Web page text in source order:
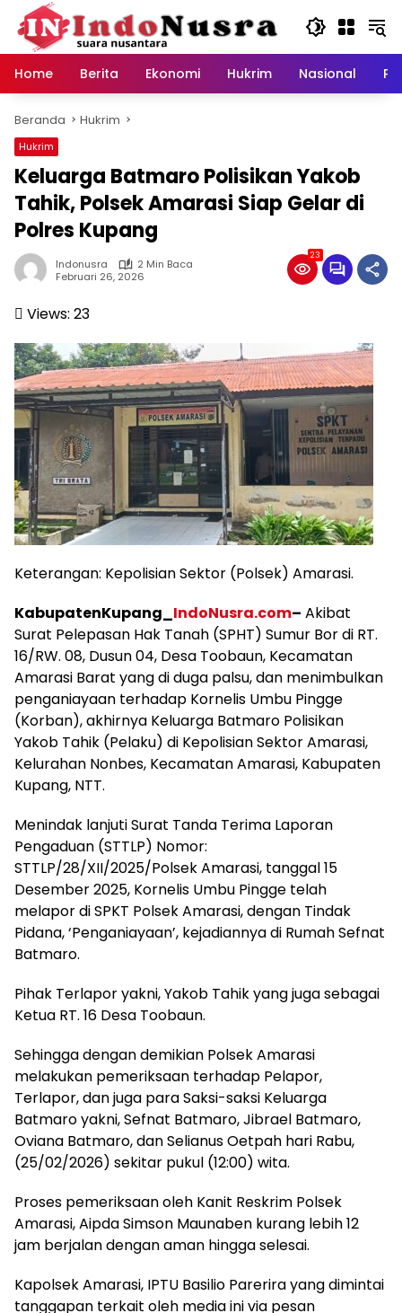
Langsung
konten
Home
Berita Ekonomi Hukrim Nasional
Beranda Hukrim
Hukrim
Keluarga Batmaro Polisikan Yakob
Tahik, Polsek Amarasi Siap Gelar di
Polres Kupang
Indonusra
2 Min Baca
Februari 26, 2026
23
Views: 23
Keterangan: Kepolisian Sektor (Polsek) Amarasi.
KabupatenKupang_IndoNusra.com– Akibat
Surat Pelepasan Hak Tanah (SPHT) Sumur Bor di RT.
16/RW. 08, Dusun 04, Desa Toobaun, Kecamatan
Amarasi Barat yang di duga palsu, dan menimbulkan
penganiayaan terhadap Kornelis Umbu Pingge
(Korban), akhirnya Keluarga Batmaro Polisikan
Yakob Tahik (Pelaku) di Kepolisian Sektor Amarasi,
Kelurahan Nonbes, Kecamatan Amarasi, Kabupaten
Kupang, NTT.
Menindak lanjuti Surat Tanda Terima Laporan
Pengaduan (STTLP) Nomor:
STTLP/28/XII/2025/Polsek Amarasi, tanggal 15
Desember 2025, Kornelis Umbu Pingge telah
melapor di SPKT Polsek Amarasi, dengan Tindak
Pidana, ‘Penganiayaan’, kejadiannya di Rumah Sefnat
Batmaro.
Pihak Terlapor yakni, Yakob Tahik yang juga sebagai
Ketua RT. 16 Desa Toobaun.
Sehingga dengan demikian Polsek Amarasi
melakukan pemeriksaan terhadap Pelapor,
Terlapor, dan juga para Saksi-saksi Keluarga
Batmaro yakni, Sefnat Batmaro, Jibrael Batmaro,
Oviana Batmaro, dan Selianus Oetpah hari Rabu,
(25/02/2026) sekitar pukul (12:00) wita.
Proses pemeriksaan oleh Kanit Reskrim Polsek
Amarasi, Aipda Simson Maunaben kurang lebih 12
jam berjalan dengan aman hingga selesai.
Kapolsek Amarasi, IPTU Basilio Parerira yang dimintai
tanggapan terkait oleh media ini via pesan